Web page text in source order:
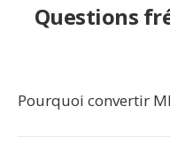
Questions
Pourquoi convertir